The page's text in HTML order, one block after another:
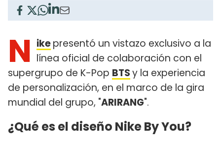
N ikepresentó un vistazo exclusivo a la
línea oficial de colaboración con el
supergrupo de K-Pop BTSy la experiencia
de personalización, en el marco de la gira
mundial del grupo, "ARIRANG".
¿Qué es el diseño Nike By You?